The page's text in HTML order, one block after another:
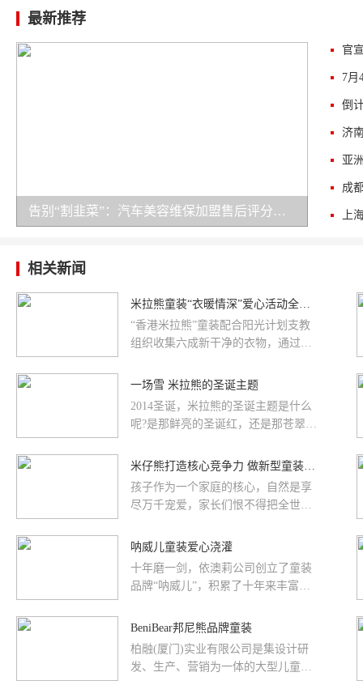
最新推荐
告别“割韭菜”：汽车美容维保加盟售后评分榜，车鲁班十五项扶持实测
官
相关新闻
“香港米拉熊”童装配合阳光计划支教
组织收集六成新干净的衣物，通过支
一场雪 米拉熊的圣诞主题
2014圣诞，米拉熊的圣诞主题是什么
呢?是那鲜亮的圣诞红，还是那苍翠的
雪吧!女孩的冬羽绒上...
孩子作为一个家庭的核心，自然是享
尽万千宠爱，家长们恨不得把全世界
策的大力推行，直接“引爆”童装市场
的大力推动，未来每年新生儿数将介
于1780—1950万人，80%家庭儿童支
费
呐威儿童装爱心浇灌
十年磨一剑，依澳莉公司创立了童装
品牌“呐威儿”，积累了十年来丰富的
专业的设计师团队。“呐威儿”儿童服
新、品质保...
BeniBear邦尼熊品牌童装
柏融(厦门)实业有限公司是集设计研
发、生产、营销为一体的大型儿童服